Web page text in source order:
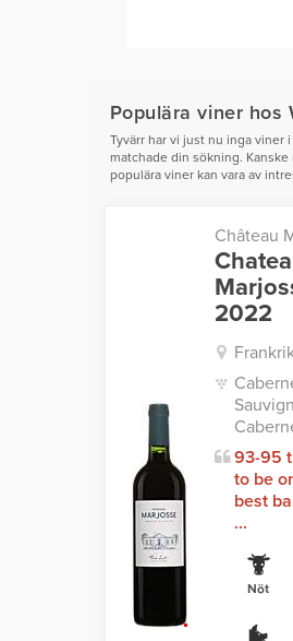
Populära viner hos
Tyvärr har vi just nu inga viner
matchade din sökning. Kanske
populära viner kan vara av
Château
2022
93-95
to be
best
...
Nöt